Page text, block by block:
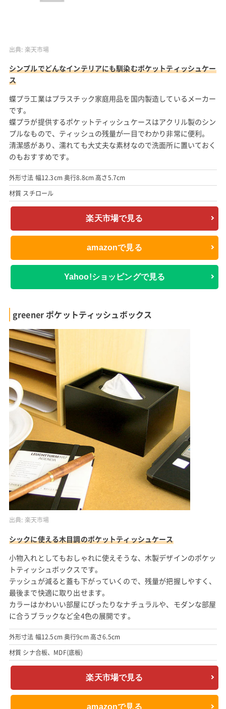
出典: 楽天市場
シンプルでどんなインテリアにも馴染むポケットティッシュケー
ス
蝶プラ工業はプラスチック家庭用品を国内製造しているメーカー
です。
蝶プラが提供するポケットティッシュケースはアクリル製のシン
プルなもので、ティッシュの残量が一目でわかり非常に便利。
清潔感があり、濡れても大丈夫な素材なので洗面所に置いておく
のもおすすめです。
外形寸法 幅12.3cm 奥行8.8cm 高さ5.7cm
材質 スチロール
楽天市場で見る
amazonで見る
Yahoo!ショッピングで見る
greener ポケットティッシュボックス
出典: 楽天市場
シックに使える木目調のポケットティッシュケース
小物入れとしてもおしゃれに使えそうな、木製デザインのポケッ
トティッシュボックスです。
テッシュが減ると蓋も下がっていくので、残量が把握しやすく、
最後まで快適に取り出せます。
カラーはかわいい部屋にぴったりなナチュラルや、モダンな部屋
に合うブラックなど全4色の展開です。
外形寸法 幅12.5cm 奥行9cm 高さ6.5cm
材質 シナ合板、MDF(底板)
楽天市場で見る
amazonで見る